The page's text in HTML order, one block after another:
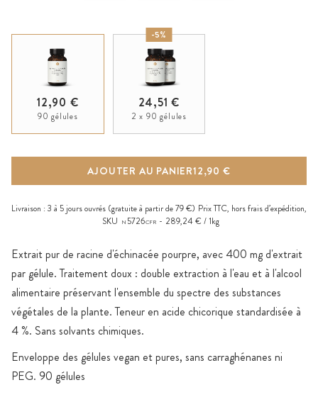
Extrait pur de racine d'échinacée pourpre, avec 400 mg d'extrait
par gélule. Traitement doux : double extraction à l'eau et à l'alcool
alimentaire préservant l'ensemble du spectre des substances
végétales de la plante. Teneur en acide chicorique standardisée à
4 %. Sans solvants chimiques.
Enveloppe des gélules vegan et pures, sans carraghénanes ni
PEG. 90 gélules
12,90 €
90 gélules
-5%
24,51 €
2 x 90 gélules
AJOUTER AU PANIER12,90 €
Livraison : 3 à 5 jours ouvrés (gratuite à partir de 79 €) Prix TTC, horsfrais d’expédition,
SKU
N 5726CFR 289,24 € / 1kg